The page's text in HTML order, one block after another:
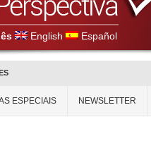
English Español
ESPECIAIS NEWSLETTER